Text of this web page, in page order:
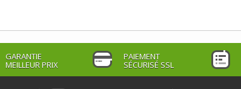
GARANTIE
MEILLEUR PRIX
PAIEMENT
SÉCURISÉ SSL